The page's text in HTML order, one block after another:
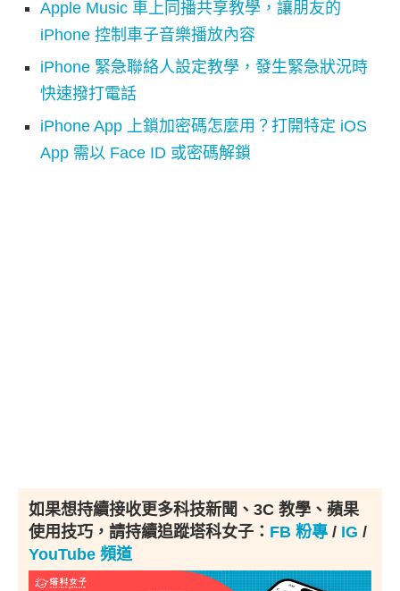
Apple Music 車上同播共享教學，讓朋友的
iPhone 控制車子音樂播放內容
iPhone 緊急聯絡人設定教學，發生緊急狀況時
快速撥打電話
iPhone App 上鎖加密碼怎麼用？打開特定 iOS
App 需以 Face ID 或密碼解鎖
如果想持續接收更多科技新聞、3C 教學、蘋果
使用技巧，請持續追蹤塔科女子： FB 粉專 / IG /
YouTube 頻道